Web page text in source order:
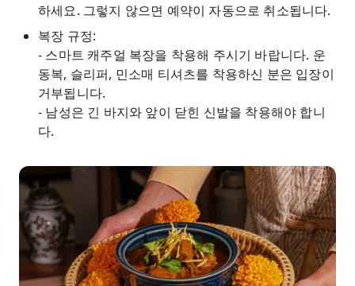
하세요. 그렇지 않으면 예약이 자동으로 취소됩니다.
복장 규정:
- 스마트 캐주얼 복장을 착용해 주시기 바랍니다. 운
동복, 슬리퍼, 민소매 티셔츠를 착용하신 분은 입장이
거부됩니다.
- 남성은 긴 바지와 앞이 닫힌 신발을 착용해야 합니
다.